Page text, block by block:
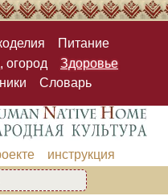
Питание
огород
Здоровье
Словарь
инструкция